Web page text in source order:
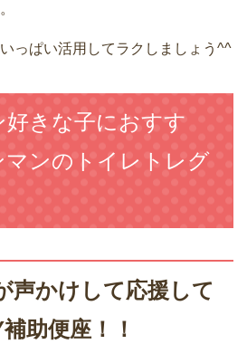
っぱい活用してラクしましょう^^
きな子におすす
マンのトイレトレグ
声かけして応援して
助便座！！